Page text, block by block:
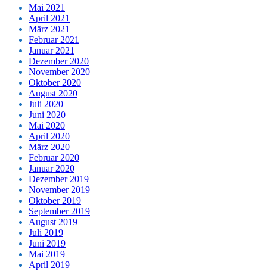
Mai 2021
April 2021
März 2021
Februar 2021
Januar 2021
Dezember 2020
November 2020
Oktober 2020
August 2020
Juli 2020
Juni 2020
Mai 2020
April 2020
März 2020
Februar 2020
Januar 2020
Dezember 2019
November 2019
Oktober 2019
September 2019
August 2019
Juli 2019
Juni 2019
Mai 2019
April 2019